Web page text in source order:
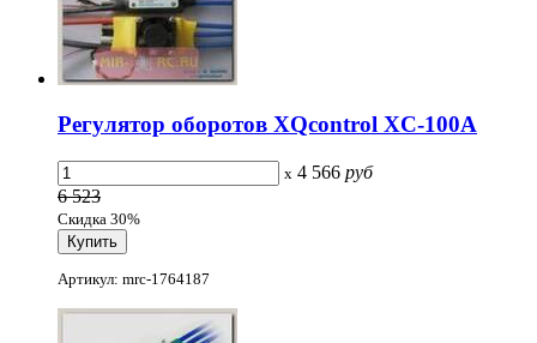
Регулятор оборотов XQcontrol XC-100A
x 4 566 руб
6 523
Скидка 30%
Артикул: mrc-1764187